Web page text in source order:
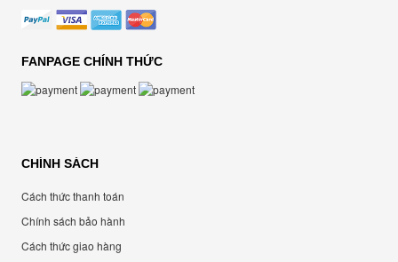
FANPAGE CHÍNH THỨC
CHÍNH SÁCH
Cách thức thanh toán
Chính sách bảo hành
Cách thức giao hàng